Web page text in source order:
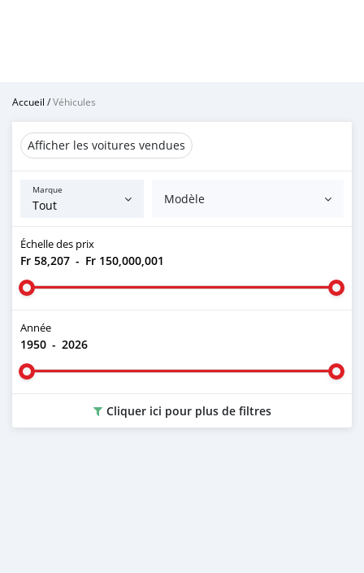
Accueil /Véhicules
Afficher les voitures vendues
Marque
Modèle
Échelle des prix
Fr 58,207 - Fr 150,000,001
Année
1950 - 2026
Cliquer ici pour plus de filtres